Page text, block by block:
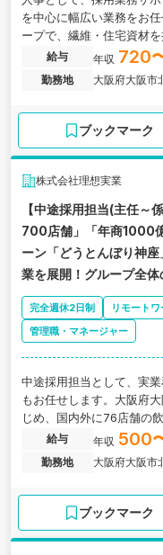
を中心に幅広い業務をお
ープで、繊維・住宅資材
給与 年収 720
勤務地
大阪府大阪市
ブックマーク
株式会社理想実業
【中途採用担当(主任
700店舗」「年商1000
ーン「どうとんぼり神
業を展開！グループ全
完全週休2日制 リモート
管理職・マネージャー
中途採用担当として、実
もお任せします。大阪府
じめ、国内外に76店舗の
フィス部門を担う会社の
給与 年収 500
勤務地
大阪府大阪市
ブックマーク